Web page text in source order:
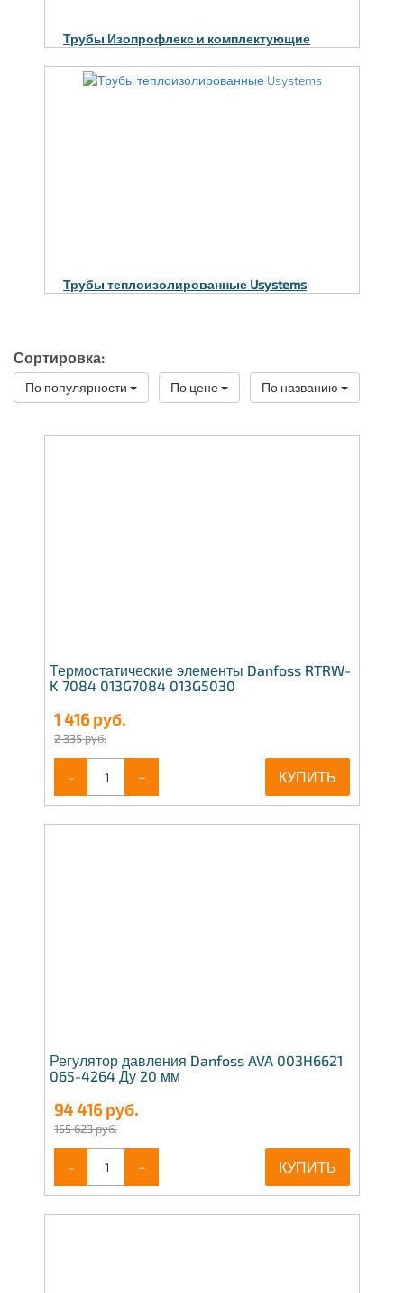
Трубы Изопрофлекс и комплектующие
Трубы теплоизолированные Usystems
Сортировка:
По популярности По цене По названию
Термостатические элементы Danfoss RTRW-
K 7084 013G7084 013G5030
1 416руб.
2 335 руб.
- + КУПИТЬ
Регулятор давления Danfoss AVA 003H6621
065-4264 Ду 20 мм
94 416руб.
155 623 руб.
- + КУПИТЬ